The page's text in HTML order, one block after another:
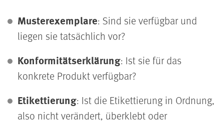
Musterexemplare: Sind sie verfügbar und
liegen sie tatsächlich vor?
Konformitätserklärung: Ist sie für das
konkrete Produkt verfügbar?
Etikettierung: Ist die Etikettierung in Ordnung,
also nicht verändert, überklebt oder